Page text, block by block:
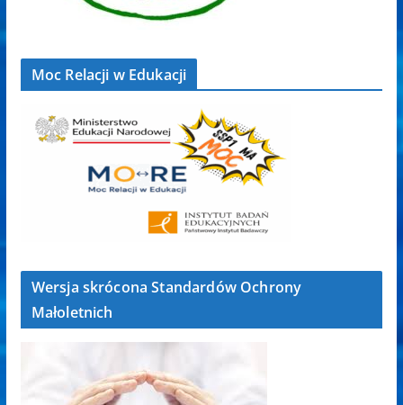
Moc Relacji w Edukacji
Wersja skrócona Standardów Ochrony
Małoletnich